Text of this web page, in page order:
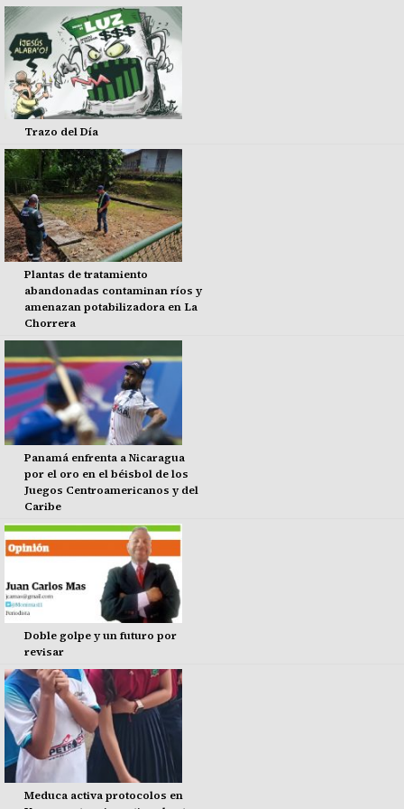
Trazo del Día
Plantas de tratamiento
abandonadas contaminan ríos y
amenazan potabilizadora en La
Chorrera
Panamá enfrenta a Nicaragua
por el oro en el béisbol de los
Juegos Centroamericanos y del
Caribe
Doble golpe y un futuro por
revisar
Meduca activa protocolos en